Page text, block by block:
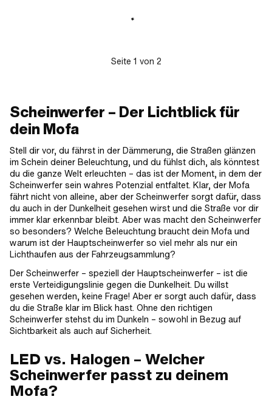
Seite 1 von 2
Scheinwerfer – Der Lichtblick für
dein Mofa
Stell dir vor, du fährst in der Dämmerung, die Straßen glänzen
im Schein deiner Beleuchtung, und du fühlst dich, als könntest
du die ganze Welt erleuchten – das ist der Moment, in dem der
Scheinwerfer sein wahres Potenzial entfaltet. Klar, der Mofa
fährt nicht von alleine, aber der Scheinwerfer sorgt dafür, dass
du auch in der Dunkelheit gesehen wirst und die Straße vor dir
immer klar erkennbar bleibt. Aber was macht den Scheinwerfer
so besonders? Welche Beleuchtung braucht dein Mofa und
warum ist der Hauptscheinwerfer so viel mehr als nur ein
Lichthaufen aus der Fahrzeugsammlung?
Der Scheinwerfer – speziell der Hauptscheinwerfer – ist die
erste Verteidigungslinie gegen die Dunkelheit. Du willst
gesehen werden, keine Frage! Aber er sorgt auch dafür, dass
du die Straße klar im Blick hast. Ohne den richtigen
Scheinwerfer stehst du im Dunkeln – sowohl in Bezug auf
Sichtbarkeit als auch auf Sicherheit.
LED vs. Halogen – Welcher
Scheinwerfer passt zu deinem
Mofa?